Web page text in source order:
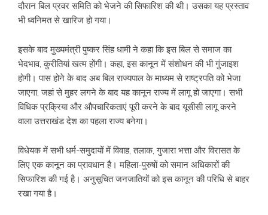
दौरान बिल प्रवर समिति को भेजने की सिफारिश की थी। उसका यह प्रस्ताव
भी ध्वनिमत से खारिज हो गया।
इसके बाद मुख्यमंत्री पुष्कर सिंह धामी ने कहा कि इस बिल से समाज का
भेदभाव, कुरीतियां खत्म होंगी। कहा, इस कानून में संशोधन की भी गुंजाइश
होगी। पास होने के बाद अब बिल राज्यपाल के माध्यम से राष्ट्रपति को भेजा
जाएगा, जहां से मुहर लगने के बाद यह कानून राज्य में लागू हो जाएगा। सभी
विधिक प्रक्रिया और औपचारिकताएं पूरी करने के बाद यूसीसी लागू करने
वाला उत्तराखंड देश का पहला राज्य बनेगा।
विधेयक में सभी धर्म-समुदायों में विवाह, तलाक, गुजारा भत्ता और विरासत के
लिए एक कानून का प्रावधान है। महिला-पुरुषों को समान अधिकारों की
सिफारिश की गई है। अनुसूचित जनजातियों को इस कानून की परिधि से बाहर
रखा गया है।